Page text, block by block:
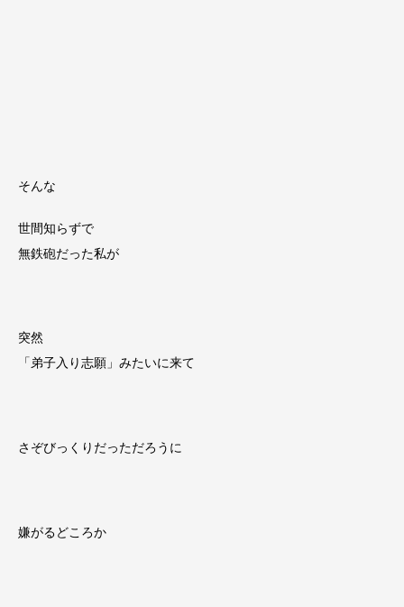
そんな
世間知らずで
無鉄砲だった私が
突然
「弟子入り志願」みたいに来て
さぞびっくりだっただろうに
嫌がるどころか